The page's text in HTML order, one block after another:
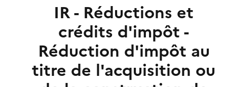
IR - Réductions et
crédits d'impôt -
Réduction d'impôt au
titre de l'acquisition ou